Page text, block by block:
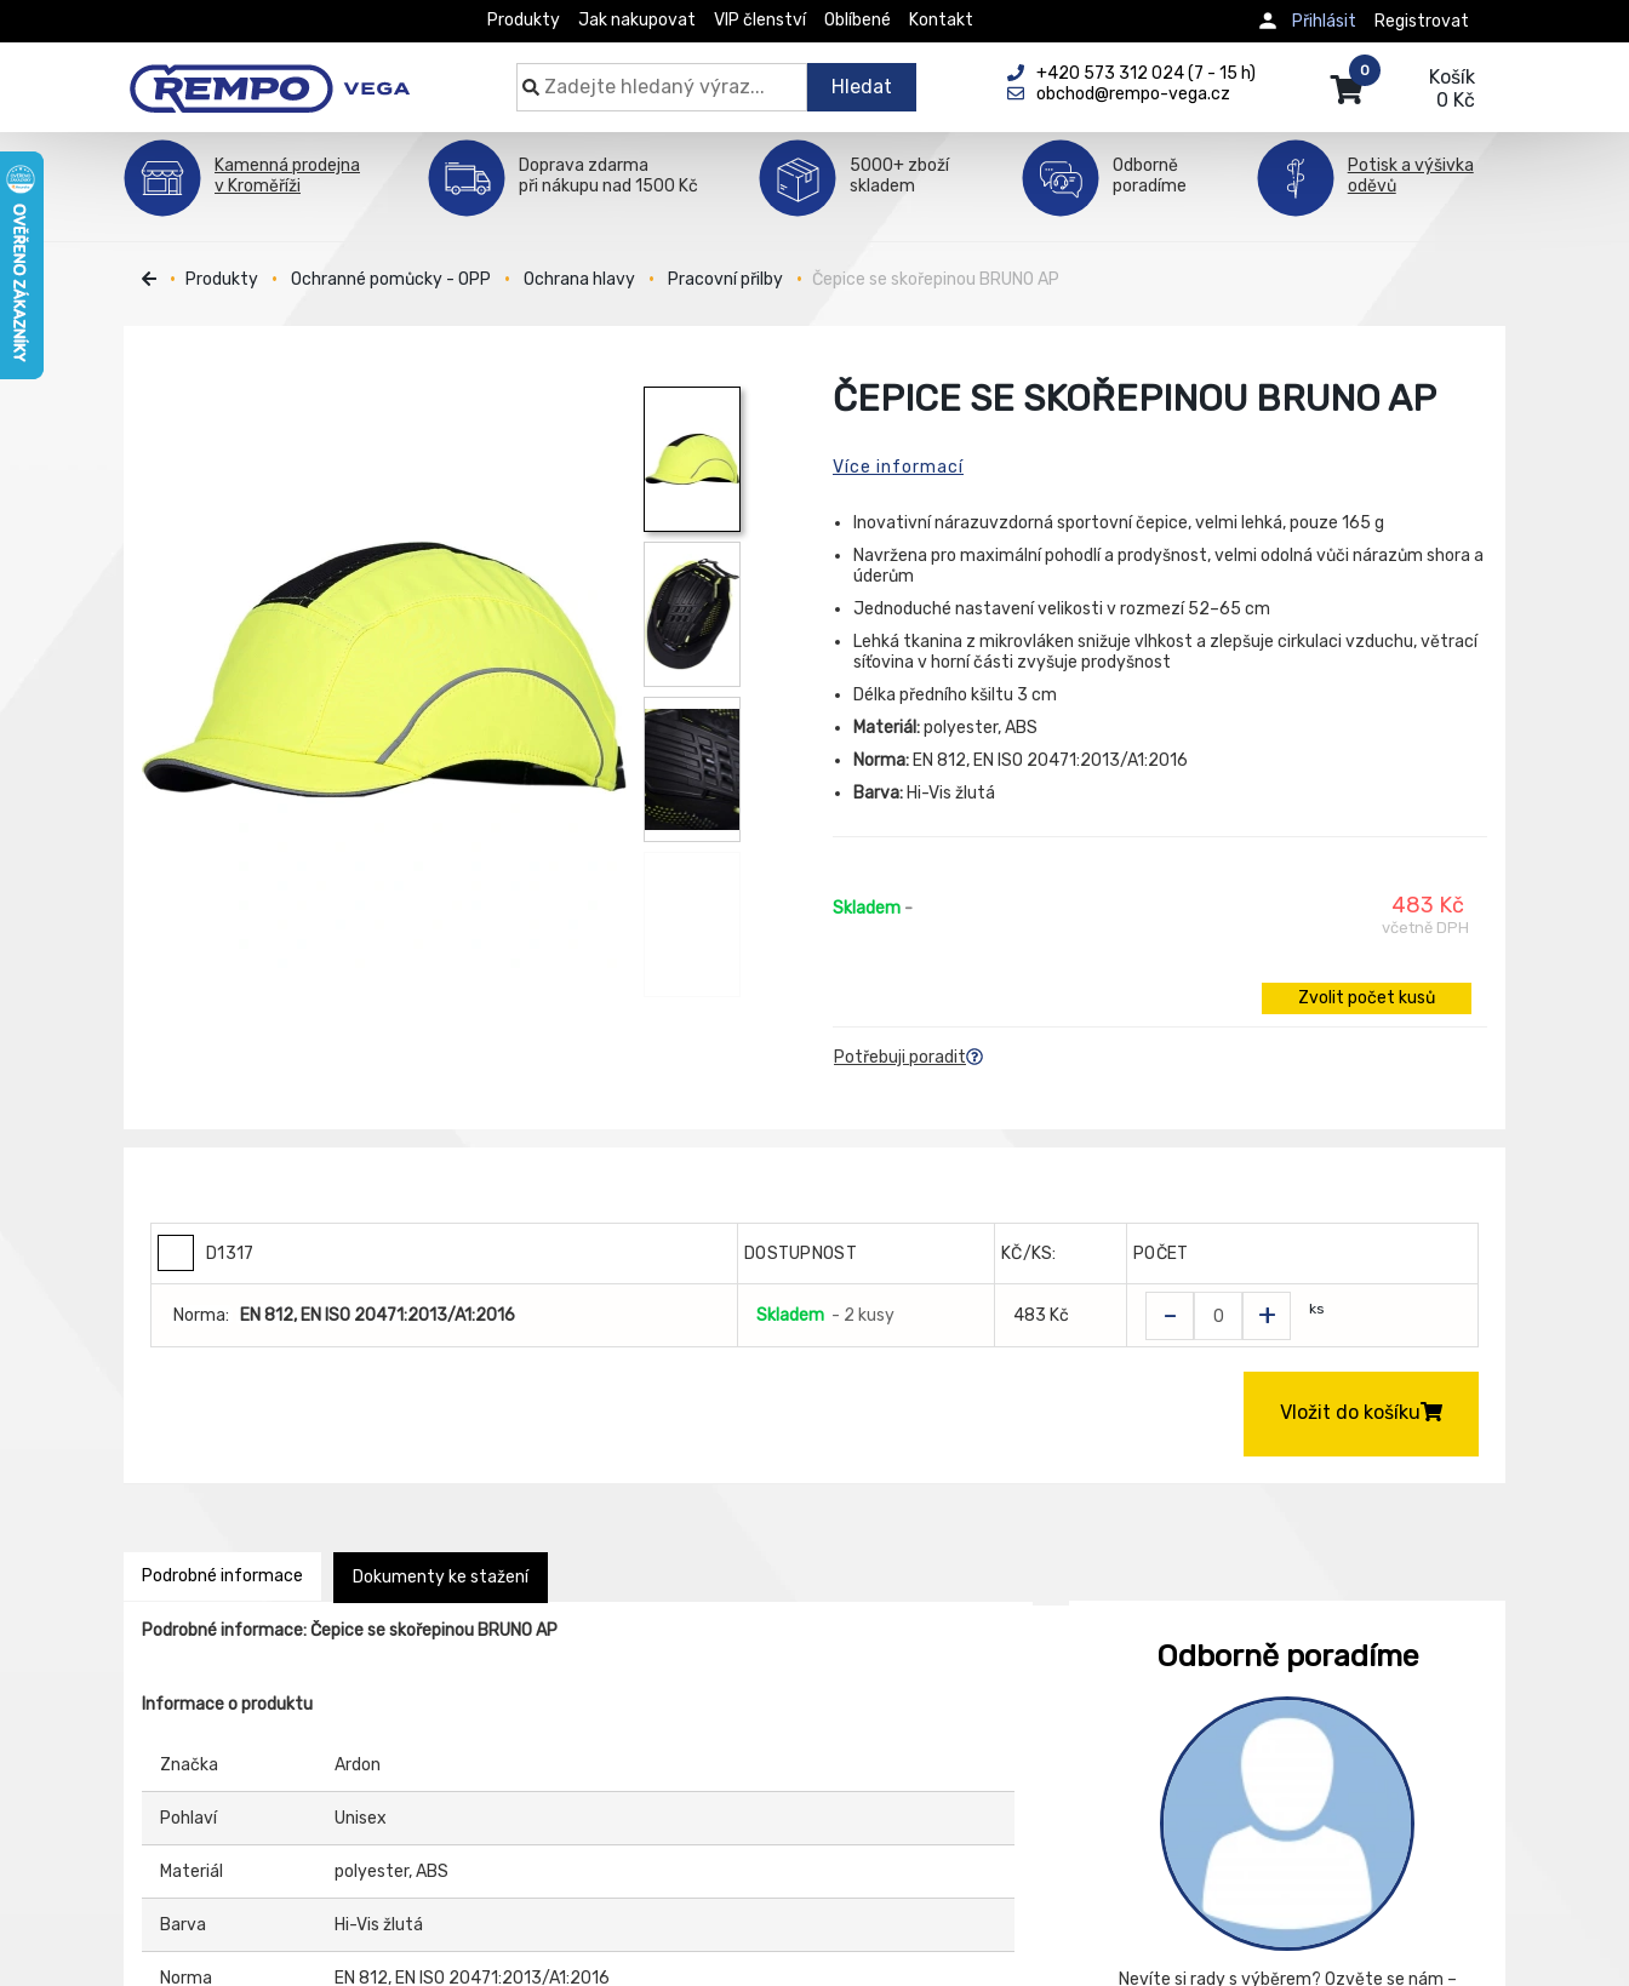
Produkty Jak nakupovat VIP členství Oblíbené Kontakt Registrovat
Přihlásit
Hledat
+420 573 312 024 (7 - 15 h)
obchod@rempo-vega.cz
Košík
0 Kč
0
Kamenná prodejna
v Kroměříži
Doprava zdarma
při nákupu nad 1500 Kč
5000+ zboží
skladem
Odborně
poradíme
Potisk a výšivka
oděvů
Produkty Ochranné pomůcky - OPP Ochrana hlavy Pracovní přilby Čepice se skořepinou BRUNO AP
ČEPICE SE SKOŘEPINOU BRUNO AP
Více informací
Inovativní nárazuvzdorná sportovní čepice, velmi lehká, pouze 165 g
Navržena pro maximální pohodlí a prodyšnost, velmi odolná vůči nárazům shora a
úderům
Jednoduché nastavení velikosti v rozmezí 52–65 cm
Lehká tkanina z mikrovláken snižuje vlhkost a zlepšuje cirkulaci vzduchu, větrací
síťovina v horní části zvyšuje prodyšnost
Délka předního kšiltu 3 cm
Materiál:polyester, ABS
Norma: EN 812, EN ISO 20471:2013/A1:2016
Barva: Hi-Vis žlutá
Skladem - 483 Kč
včetně DPH
Zvolit počet kusů
Potřebuji poradit
D1317 DOSTUPNOST KČ/KS: POČET
Norma: EN 812, EN ISO 20471:2013/A1:2016 Skladem - 2 kusy 483 Kč - + ks
Vložit do košíku
Podrobné informace Dokumenty ke stažení
Podrobné informace: Čepice se skořepinou BRUNO AP
Informace o produktu
Značka Ardon
Pohlaví Unisex
Materiál polyester, ABS
Barva Hi-Vis žlutá
Norma EN 812, EN ISO 20471:2013/A1:2016
Odborně poradíme
Nevíte si rady s výběrem? Ozvěte se nám –